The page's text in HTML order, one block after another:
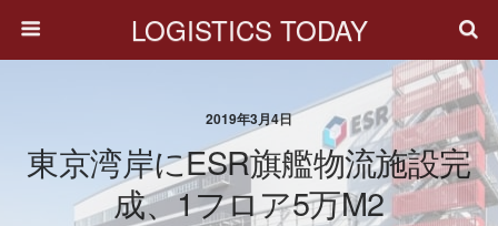
LOGISTICS TODAY
2019年3月4日
東京湾岸にESR旗艦物流施設完
成、1フロア5万m2